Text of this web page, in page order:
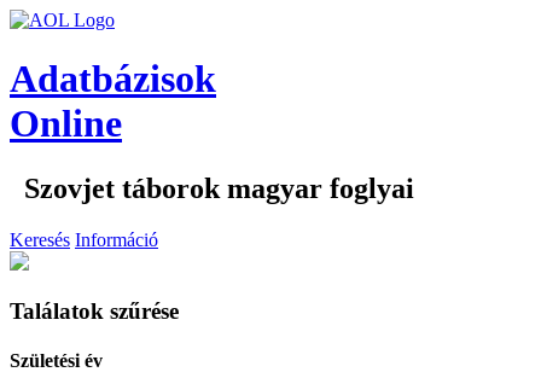
Adatbázisok
Online
Szovjet táborok magyar foglyai
Keresés Információ
Találatok szűrése
Születési év